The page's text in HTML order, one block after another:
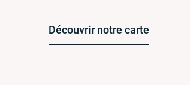
Découvrir notre carte